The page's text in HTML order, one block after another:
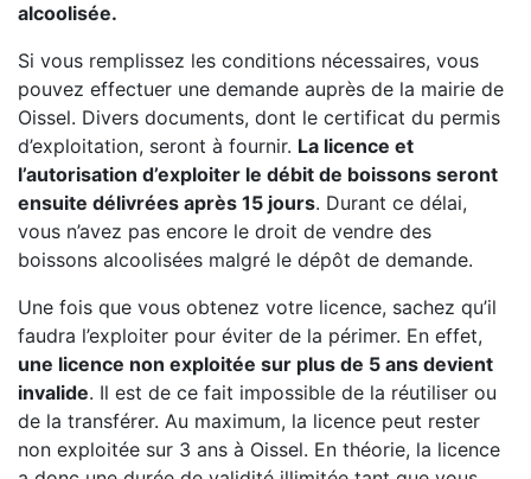
alcoolisée.
Si vous remplissez les conditions nécessaires, vous
pouvez effectuer une demande auprès de la mairie de
Oissel. Divers documents, dont le certificat du permis
d’exploitation, seront à fournir. La licence et
l’autorisation d’exploiter le débit de boissons seront
ensuite délivrées après 15 jours. Durant ce délai,
vous n’avez pas encore le droit de vendre des
boissons alcoolisées malgré le dépôt de demande.
Une fois que vous obtenez votre licence, sachez qu’il
faudra l’exploiter pour éviter de la périmer. En effet,
une licence non exploitée sur plus de 5 ans devient
invalide. Il est de ce fait impossible de la réutiliser ou
de la transférer. Au maximum, la licence peut rester
non exploitée sur 3 ans à Oissel. En théorie, la licence